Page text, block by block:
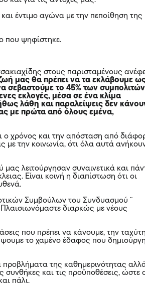
έντιμο αγώνα με την πεποίθηση της
που ψηφίστηκε.
στους παρισταμένους
μας θα πρέπει να τα εκλάβουμε
σεβαστούμε το 45% των συμπολιτών
εκλογές, μέσα σε ένα κλίμα
λάθη και παραλείψεις δεν
με πρώτα από όλους εμένα,
ο χρόνος και την απόσταση από
με την κοινωνία, ότι όλα αυτά
λειτούργησαν συναινετικά και
Είναι κοινή η διαπίστωση ότι οι
Συμβούλων του Συνδυασμού ¨
Πλαισιωνόμαστε διαρκώς με νέους
που πρέπει να κάνουμε, την
το χαμένο έδαφος που
προβλήματα της καθημερινότητας
συνθήκες και τις προϋποθέσεις, ώστε
πάλι.